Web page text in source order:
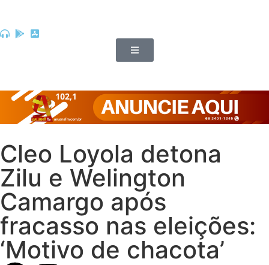
Cleo Loyola detona
Zilu e Welington
Camargo após
fracasso nas eleições:
‘Motivo de chacota’